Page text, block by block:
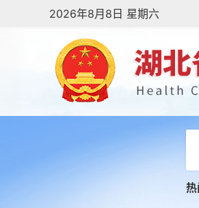
2026年8月8日 星期六
热